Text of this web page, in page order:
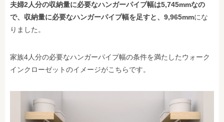
夫婦2人分の収納量に必要なハンガーパイプ幅は5,745mmなの
で、収納量に必要なハンガーパイプ幅を足すと、9,965mmにな
りました。
家族4人分の必要なハンガーパイプ幅の条件を満たしたウォーク
インクローゼットのイメージがこちらです。